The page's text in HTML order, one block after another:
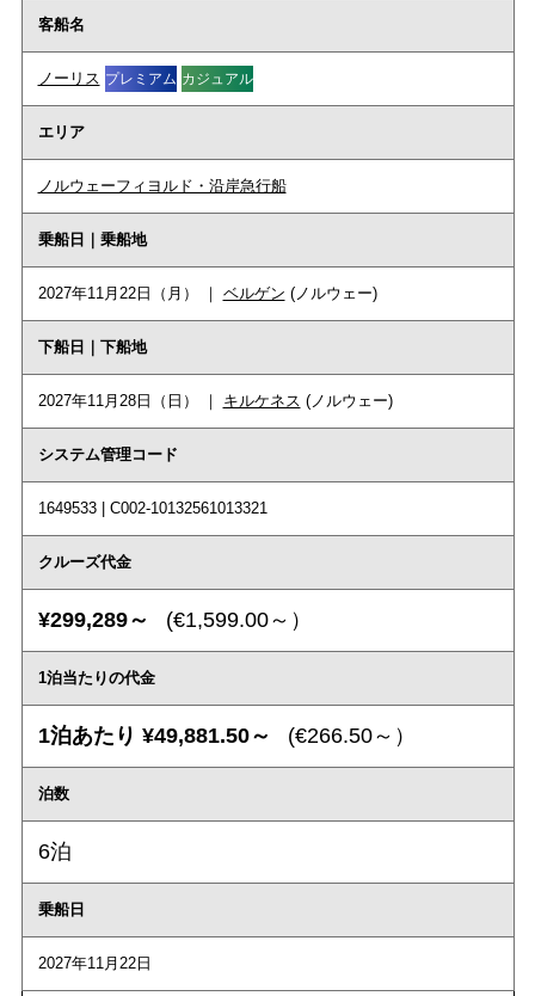
客船名
ノーリス プレミアム カジュアル
エリア
ノルウェーフィヨルド・沿岸急行船
乗船日｜乗船地
2027年11月22日（月） ｜ ベルゲン (ノルウェー)
下船日｜下船地
2027年11月28日（日） ｜ キルケネス (ノルウェー)
システム管理コード
1649533 | C002-10132561013321
クルーズ代金
¥299,289～ (€1,599.00～）
1泊当たりの代金
1泊あたり ¥49,881.50～ (€266.50～）
泊数
6泊
乗船日
2027年11月22日